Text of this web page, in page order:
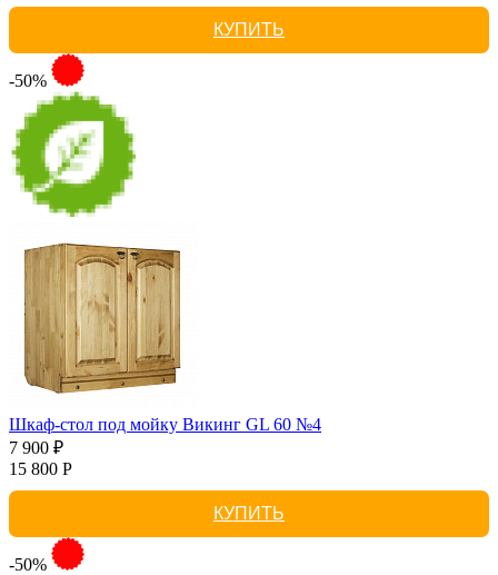
КУПИТЬ
-50%
Шкаф-стол под мойку Викинг GL 60 №4
7 900 ₽
15 800 Р
КУПИТЬ
-50%